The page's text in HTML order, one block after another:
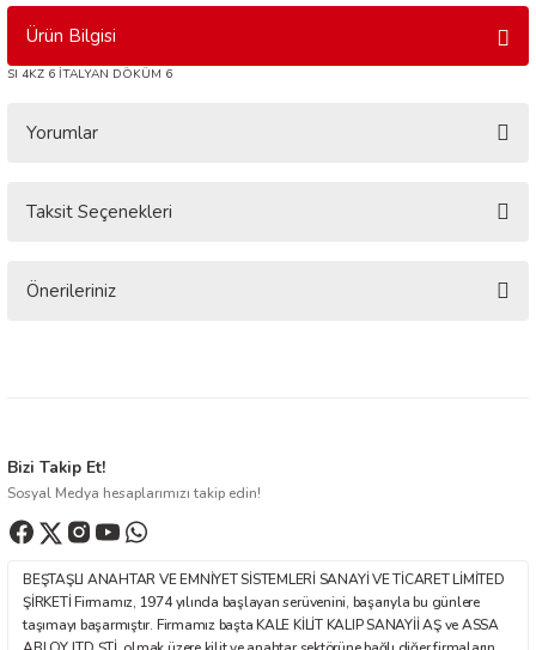
Ürün Bilgisi
SI 4KZ 6 İTALYAN DÖKÜM 6
Yorumlar
Bu ürüne ilk yorumu siz yapın!
Taksit Seçenekleri
Önerileriniz
Ürün resmi kalitesiz, bozuk veya görüntülenemiyor.
Ürün açıklamasında eksik bilgiler bulunuyor.
Ürün bilgilerinde hatalar bulunuyor.
Bu ürüne benzer farklı alternatifler olmalı.
Bizi Takip Et!
Sosyal Medya hesaplarımızı takip edin!
BEŞTAŞLI ANAHTAR VE EMNİYET SİSTEMLERİ SANAYİ VE TİCARET LİMİTED
ŞİRKETİ Firmamız, 1974 yılında başlayan serüvenini, başarıyla bu günlere
taşımayı başarmıştır. Firmamız başta KALE KİLİT KALIP SANAYİİ AŞ ve ASSA